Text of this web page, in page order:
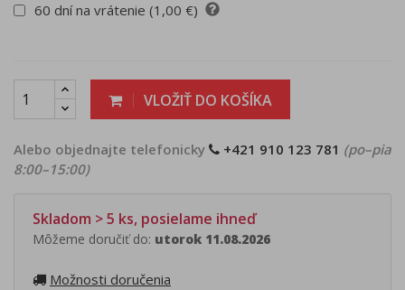
60 dní na vrátenie (1,00 €)
VLOŽIŤ DO KOŠÍKA
Alebo objednajte telefonicky +421 910 123 781 (po–pia
8:00–15:00)
Skladom > 5 ks, posielame ihneď
Môžeme doručiť do: utorok 11.08.2026
Možnosti doručenia